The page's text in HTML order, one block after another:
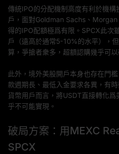
傳統IPO的分配機制高度有利於機
戶，面對Goldman Sachs、
得的IPO配額極爲有限。SPCX此次
戶（遠高於通常5-10%的水平），
算，爭搶者衆多，超額認購幾乎可以
此外，境外美股開戶本身也存在門
款週期長、最低入金要求各異，有
貨幣用戶而言，將USDT直接轉化
乎不可能實現。
破局方案：用MEXC
SPCX